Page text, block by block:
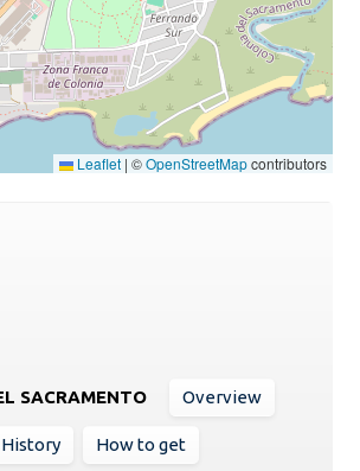
Leaflet | ©OpenStreetMapcontributors
SACRAMENTO Overview
History How to get